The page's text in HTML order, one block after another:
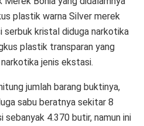
plastik warna Silver merek
serbuk kristal diduga narkotika
plastik transparan yang
jenis ekstasi.
jumlah barang buktinya,
sabu beratnya sekitar 8
4.370 butir, namun ini